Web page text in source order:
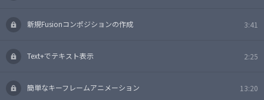
新規Fusionコンポジションの作成 3:41
Text+でテキスト表示 2:25
簡単なキーフレームアニメーション 13:20